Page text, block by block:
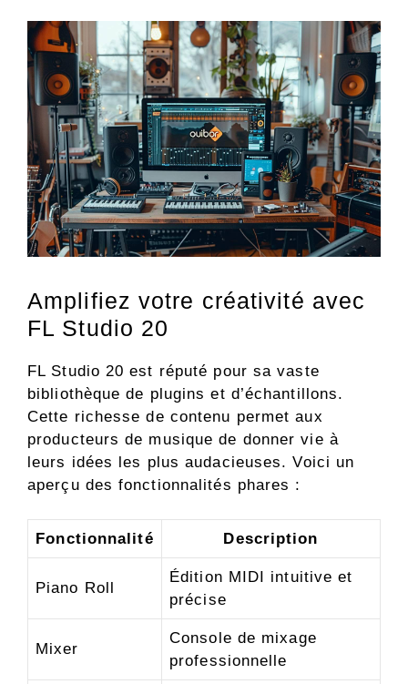
Amplifiez votre créativité avec
FL Studio 20
FL Studio 20 est réputé pour sa vaste
bibliothèque de plugins et d’échantillons.
Cette richesse de contenu permet aux
producteurs de musique de donner vie à
leurs idées les plus audacieuses. Voici un
aperçu des fonctionnalités phares :
Fonctionnalité Description
Piano Roll
Édition MIDI intuitive et
précise
Mixer
Console de mixage
professionnelle